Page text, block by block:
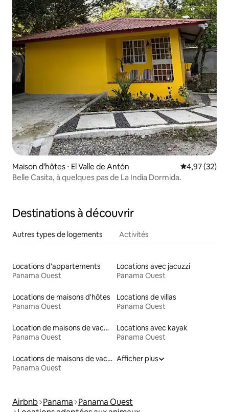
Maison d'hôtes ⋅ El Valle de Antón Évaluation
4,97 (32)
Belle Casita, à quelques pas de La India Dormida.
Destinations à découvrir
Autres types de logements Activités
Locations d'appartements
Panama Ouest
Locations avec jacuzzi
Panama Ouest
Locations de maisons d'hôtes
Panama Ouest
Locations de villas
Panama Ouest
Location de maisons de vacances
Panama Ouest
Locations avec kayak
Panama Ouest
Locations de maisons de vacances
Panama Ouest
Afficher plus
Airbnb Panama Panama Ouest